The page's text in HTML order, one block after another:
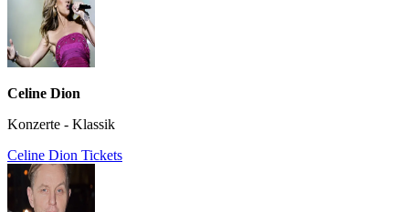
Celine Dion
Konzerte - Klassik
Celine Dion Tickets